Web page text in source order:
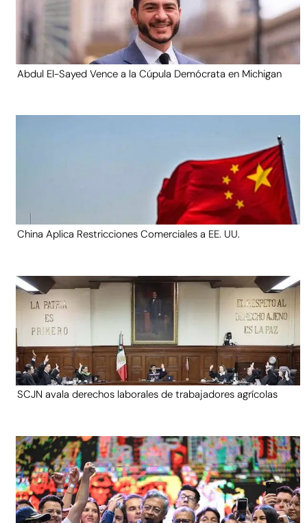
Abdul El-Sayed Vence a la Cúpula Demócrata en Michigan
China Aplica Restricciones Comerciales a EE. UU.
SCJN avala derechos laborales de trabajadores agrícolas